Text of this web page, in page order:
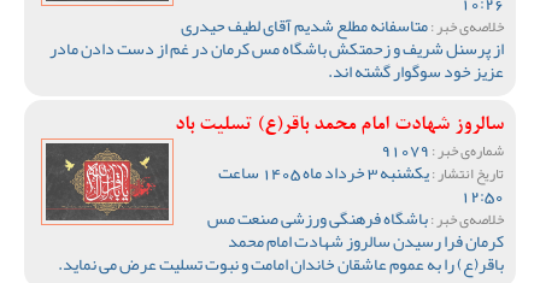
خلاصه‌ی خبر :متاسفانه مطلع شدیم آقای لطیف حیدری
از پرسنل شریف و زحمتکش باشگاه مس کرمان در غم از دست دادن مادر
عزیز خود سوگوار گشته اند.
سالروز شهادت امام محمد باقر(ع) تسلیت باد
شماره‌ی خبر :
تاریخ انتشار : یکشنبه 3 خرداد ماه 1405 ساعت
12:50
خلاصه‌ی خبر :باشگاه فرهنگی ورزشی صنعت مس
کرمان فرا رسیدن سالروز شهادت امام محمد
باقر(ع) را به عموم عاشقان خاندان امامت و نبوت تسلیت عرض می نماید.